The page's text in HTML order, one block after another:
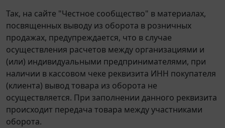
Так, на сайте "Честное сообщество" в материалах,
посвященных выводу из оборота в розничных
продажах, предупреждается, что в случае
осуществления расчетов между организациями и
(или) индивидуальными предпринимателями, при
наличии в кассовом чеке реквизита ИНН покупателя
(клиента) вывод товара из оборота не
осуществляется. При заполнении данного реквизита
происходит передача товара между участниками
оборота.